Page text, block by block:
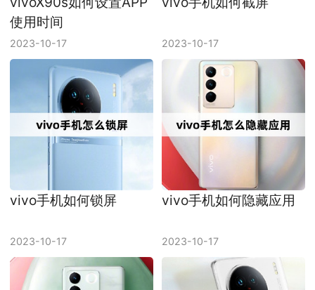
使用时间
2023-10-17 2023-10-17
vivo手机如何锁屏
2023-10-17
vivo手机如何隐藏应用
2023-10-17